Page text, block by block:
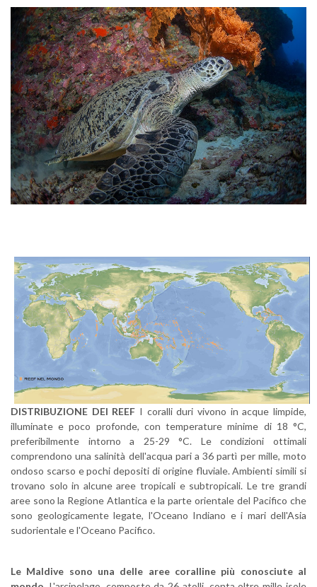
DISTRIBUZIONE DEI REEF I coralli duri vivono in acque limpide,
illuminate e poco profonde, con temperature minime di 18 °C,
preferibilmente intorno a 25-29 °C. Le condizioni ottimali
comprendono una salinità dell'acqua pari a 36 partì per mille, moto
ondoso scarso e pochi depositi di origine fluviale. Ambienti simili si
trovano solo in alcune aree tropicali e subtropicali. Le tre grandi
aree sono la Regione Atlantica e la parte orientale del Pacifico che
sono geologicamente legate, l'Oceano Indiano e i mari dell'Asia
sudorientale e l'Oceano Pacifico.
Le Maldive sono una delle aree coralline più conosciute al